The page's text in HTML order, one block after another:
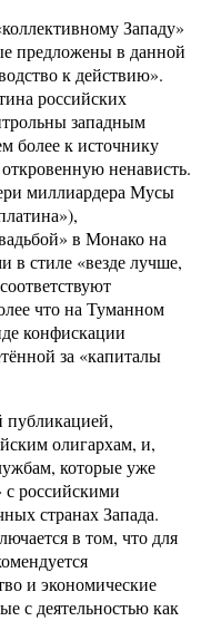
Западу»
предложены в данной
к действию».
российских
западным
более к источнику
ненависть.
миллиардера Мусы
в Монако на
в стиле «везде лучше,
что на Туманном
конфискации
за «капиталы
публикацией,
олигархам, и,
которые уже
с российскими
странах Запада.
в том, что для
и экономические
с деятельностью как